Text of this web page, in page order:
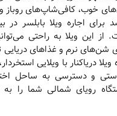
خوب، کافی‌شاپ‌های روباز
اجاره ویلا بابلسر در
از این ویلا به راحتی
شن‌های نرم و غذاهای دریایی
ویلا دریاکنار با ویلایی
دستی و دسترسی به ساحل
رویای شمالی شما را